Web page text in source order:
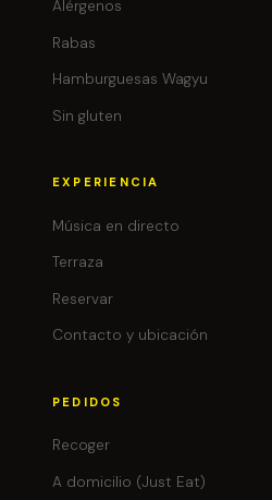
Alérgenos
Rabas
Hamburguesas Wagyu
Sin gluten
EXPERIENCIA
Música en directo
Terraza
Reservar
Contacto y ubicación
PEDIDOS
Recoger
A domicilio (Just Eat)